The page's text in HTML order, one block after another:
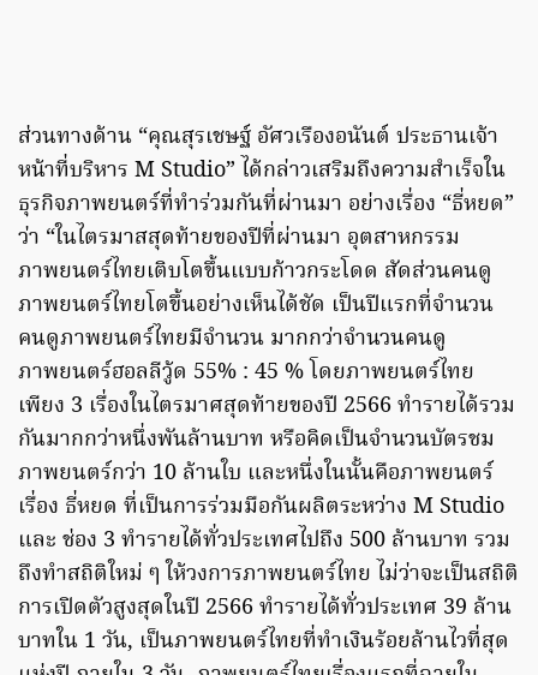
ส่วนทางด้าน “คุณสุรเชษฐ์ อัศวเรืองอนันต์ ประธานเจ้า
หน้าที่บริหาร M Studio” ได้กล่าวเสริมถึงความสำเร็จใน
ธุรกิจภาพยนตร์ที่ทำร่วมกันที่ผ่านมา อย่างเรื่อง “ธี่หยด”
ว่า “ในไตรมาสสุดท้ายของปีที่ผ่านมา อุตสาหกรรม
ภาพยนตร์ไทยเติบโตขึ้นแบบก้าวกระโดด สัดส่วนคนดู
ภาพยนตร์ไทยโตขึ้นอย่างเห็นได้ชัด เป็นปีแรกที่จำนวน
คนดูภาพยนตร์ไทยมีจำนวน มากกว่าจำนวนคนดู
ภาพยนตร์ฮอลลีวู้ด 55% : 45 % โดยภาพยนตร์ไทย
เพียง 3 เรื่องในไตรมาศสุดท้ายของปี 2566 ทำรายได้รวม
กันมากกว่าหนึ่งพันล้านบาท หรือคิดเป็นจำนวนบัตรชม
ภาพยนตร์กว่า 10 ล้านใบ และหนึ่งในนั้นคือภาพยนตร์
เรื่อง ธี่หยด ที่เป็นการร่วมมือกันผลิตระหว่าง M Studio
และ ช่อง 3 ทำรายได้ทั่วประเทศไปถึง 500 ล้านบาท รวม
ถึงทำสถิติใหม่ ๆ ให้วงการภาพยนตร์ไทย ไม่ว่าจะเป็นสถิติ
การเปิดตัวสูงสุดในปี 2566 ทำรายได้ทั่วประเทศ 39 ล้าน
บาทใน 1 วัน, เป็นภาพยนตร์ไทยที่ทำเงินร้อยล้านไวที่สุด